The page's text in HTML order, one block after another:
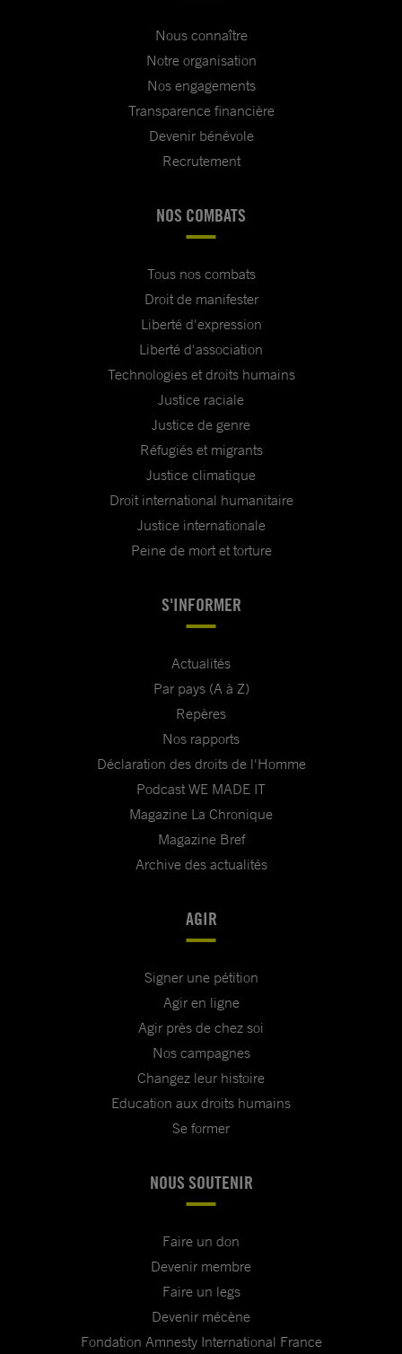
Nous connaître
Notre organisation
Nos engagements
Transparence financière
Devenir bénévole
Recrutement
NOS COMBATS
Tous nos combats
Droit de manifester
Liberté d'expression
Liberté d'association
Technologies et droits humains
Justice raciale
Justice de genre
Réfugiés et migrants
Justice climatique
Droit international humanitaire
Justice internationale
Peine de mort et torture
S'INFORMER
Actualités
Par pays (A à Z)
Repères
Nos rapports
Déclaration des droits de l'Homme
Podcast WE MADE IT
Magazine La Chronique
Magazine Bref
Archive des actualités
AGIR
Signer une pétition
Agir en ligne
Agir près de chez soi
Nos campagnes
Changez leur histoire
Education aux droits humains
Se former
NOUS SOUTENIR
Faire un don
Devenir membre
Faire un legs
Devenir mécène
Fondation Amnesty International France